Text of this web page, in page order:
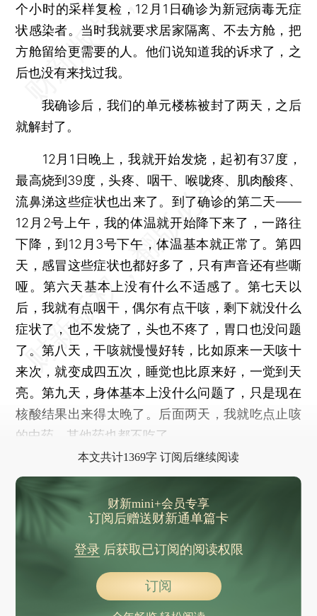
个小时的采样复检，12月1日确诊为新冠病毒无症
状感染者。当时我就要求居家隔离、不去方舱，把
方舱留给更需要的人。他们说知道我的诉求了，之
后也没有来找过我。
我确诊后，我们的单元楼栋被封了两天，之后
就解封了。
12月1日晚上，我就开始发烧，起初有37度，
最高烧到39度，头疼、咽干、喉咙疼、肌肉酸疼、
流鼻涕这些症状也出来了。到了确诊的第二天——
12月2号上午，我的体温就开始降下来了，一路往
下降，到12月3号下午，体温基本就正常了。第四
天，感冒这些症状也都好多了，只有声音还有些嘶
哑。第六天基本上没有什么不适感了。第七天以
后，我就有点咽干，偶尔有点干咳，剩下就没什么
症状了，也不发烧了，头也不疼了，胃口也没问题
了。第八天，干咳就慢慢好转，比如原来一天咳十
来次，就变成四五次，睡觉也比原来好，一觉到天
亮。第九天，身体基本上没什么问题了，只是现在
核酸结果出来得太晚了。后面两天，我就吃点止咳
的中药，其他药也都不吃了。
本文共计1369字 订阅后继续阅读
财新mini+会员专享
订阅后赠送财新通单篇卡
登录后获取已订阅的阅读权限
订阅